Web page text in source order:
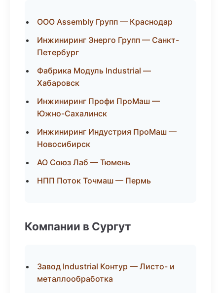
ООО Assembly Групп — Краснодар
Инжиниринг Энерго Групп — Санкт-
Петербург
Фабрика Модуль Industrial —
Хабаровск
Инжиниринг Профи ПроМаш —
Южно-Сахалинск
Инжиниринг Индустрия ПроМаш —
Новосибирск
АО Союз Лаб — Тюмень
НПП Поток Точмаш — Пермь
Компании в Сургут
Завод Industrial Контур — Листо- и
металлообработка